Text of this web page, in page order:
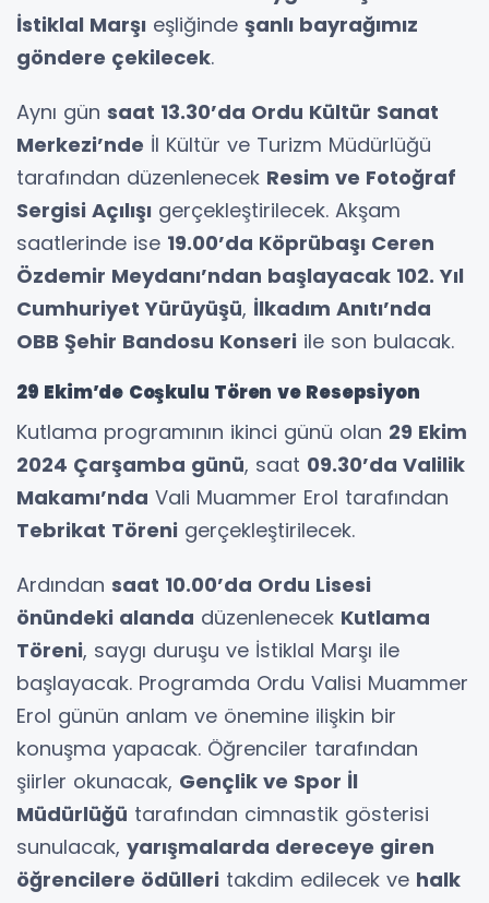
İstiklal Marşı eşliğinde şanlı bayrağımız
göndere çekilecek.
Aynı gün saat 13.30’da Ordu Kültür Sanat
Merkezi’nde İl Kültür ve Turizm Müdürlüğü
tarafından düzenlenecek Resim ve Fotoğraf
Sergisi Açılışı gerçekleştirilecek. Akşam
saatlerinde ise 19.00’da Köprübaşı Ceren
Özdemir Meydanı’ndan başlayacak 102. Yıl
Cumhuriyet Yürüyüşü, İlkadım Anıtı’nda
OBB Şehir Bandosu Konseri ile son bulacak.
29 Ekim’de Coşkulu Tören ve Resepsiyon
Kutlama programının ikinci günü olan 29 Ekim
2024 Çarşamba günü, saat 09.30’da Valilik
Makamı’nda Vali Muammer Erol tarafından
Tebrikat Töreni gerçekleştirilecek.
Ardından saat 10.00’da Ordu Lisesi
önündeki alanda düzenlenecek Kutlama
Töreni, saygı duruşu ve İstiklal Marşı ile
başlayacak. Programda Ordu Valisi Muammer
Erol günün anlam ve önemine ilişkin bir
konuşma yapacak. Öğrenciler tarafından
şiirler okunacak, Gençlik ve Spor İl
Müdürlüğü tarafından cimnastik gösterisi
sunulacak, yarışmalarda dereceye giren
öğrencilere ödülleri takdim edilecek ve halk